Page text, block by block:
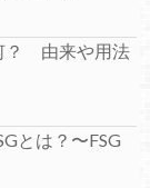
？ 由来や用法
とは？〜FSG